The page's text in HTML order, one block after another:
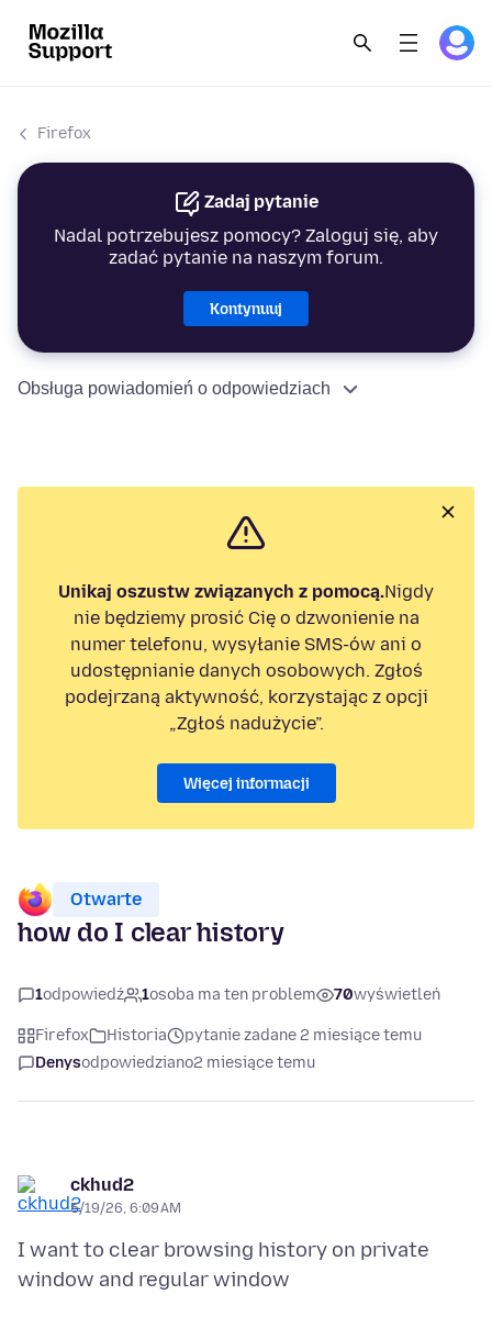
Firefox
Zadaj pytanie
Nadal potrzebujesz pomocy? Zaloguj się, aby
zadać pytanie na naszym forum.
Kontynuuj
Obsługa powiadomień o odpowiedziach
Unikaj oszustw związanych z pomocą.Nigdy
nie będziemy prosić Cię o dzwonienie na
numer telefonu, wysyłanie SMS-ów ani o
udostępnianie danych osobowych. Zgłoś
podejrzaną aktywność, korzystając z opcji
„Zgłoś nadużycie”.
Więcej informacji
Otwarte
how do I clear history
1odpowiedź 1osoba ma ten problem 70wyświetleń
Firefox Historia
pytanie zadane 2 miesiące temu
Denysodpowiedziano2 miesiące temu
ckhud2
5/19/26, 6:09 AM
I want to clear browsing history on private